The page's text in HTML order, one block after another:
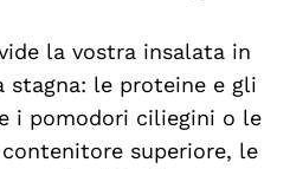
la vostra insalata in
le proteine e gli
i pomodori ciliegini o le
superiore, le